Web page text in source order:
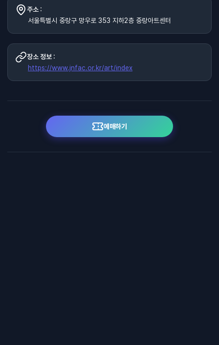
주소 :
서울특별시 중랑구 망우로 353 지하2층 중랑아트센터
장소 정보 :
https://www.jnfac.or.kr/art/index
예매하기